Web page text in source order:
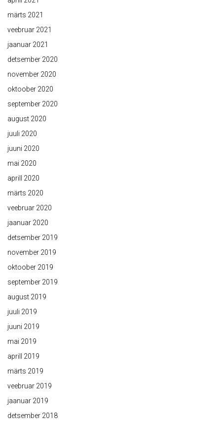
märts 2021
veebruar 2021
jaanuar 2021
detsember 2020
november 2020
oktoober 2020
september 2020
august 2020
juuli 2020
juuni 2020
mai 2020
aprill 2020
märts 2020
veebruar 2020
jaanuar 2020
detsember 2019
november 2019
oktoober 2019
september 2019
august 2019
juuli 2019
juuni 2019
mai 2019
aprill 2019
märts 2019
veebruar 2019
jaanuar 2019
detsember 2018